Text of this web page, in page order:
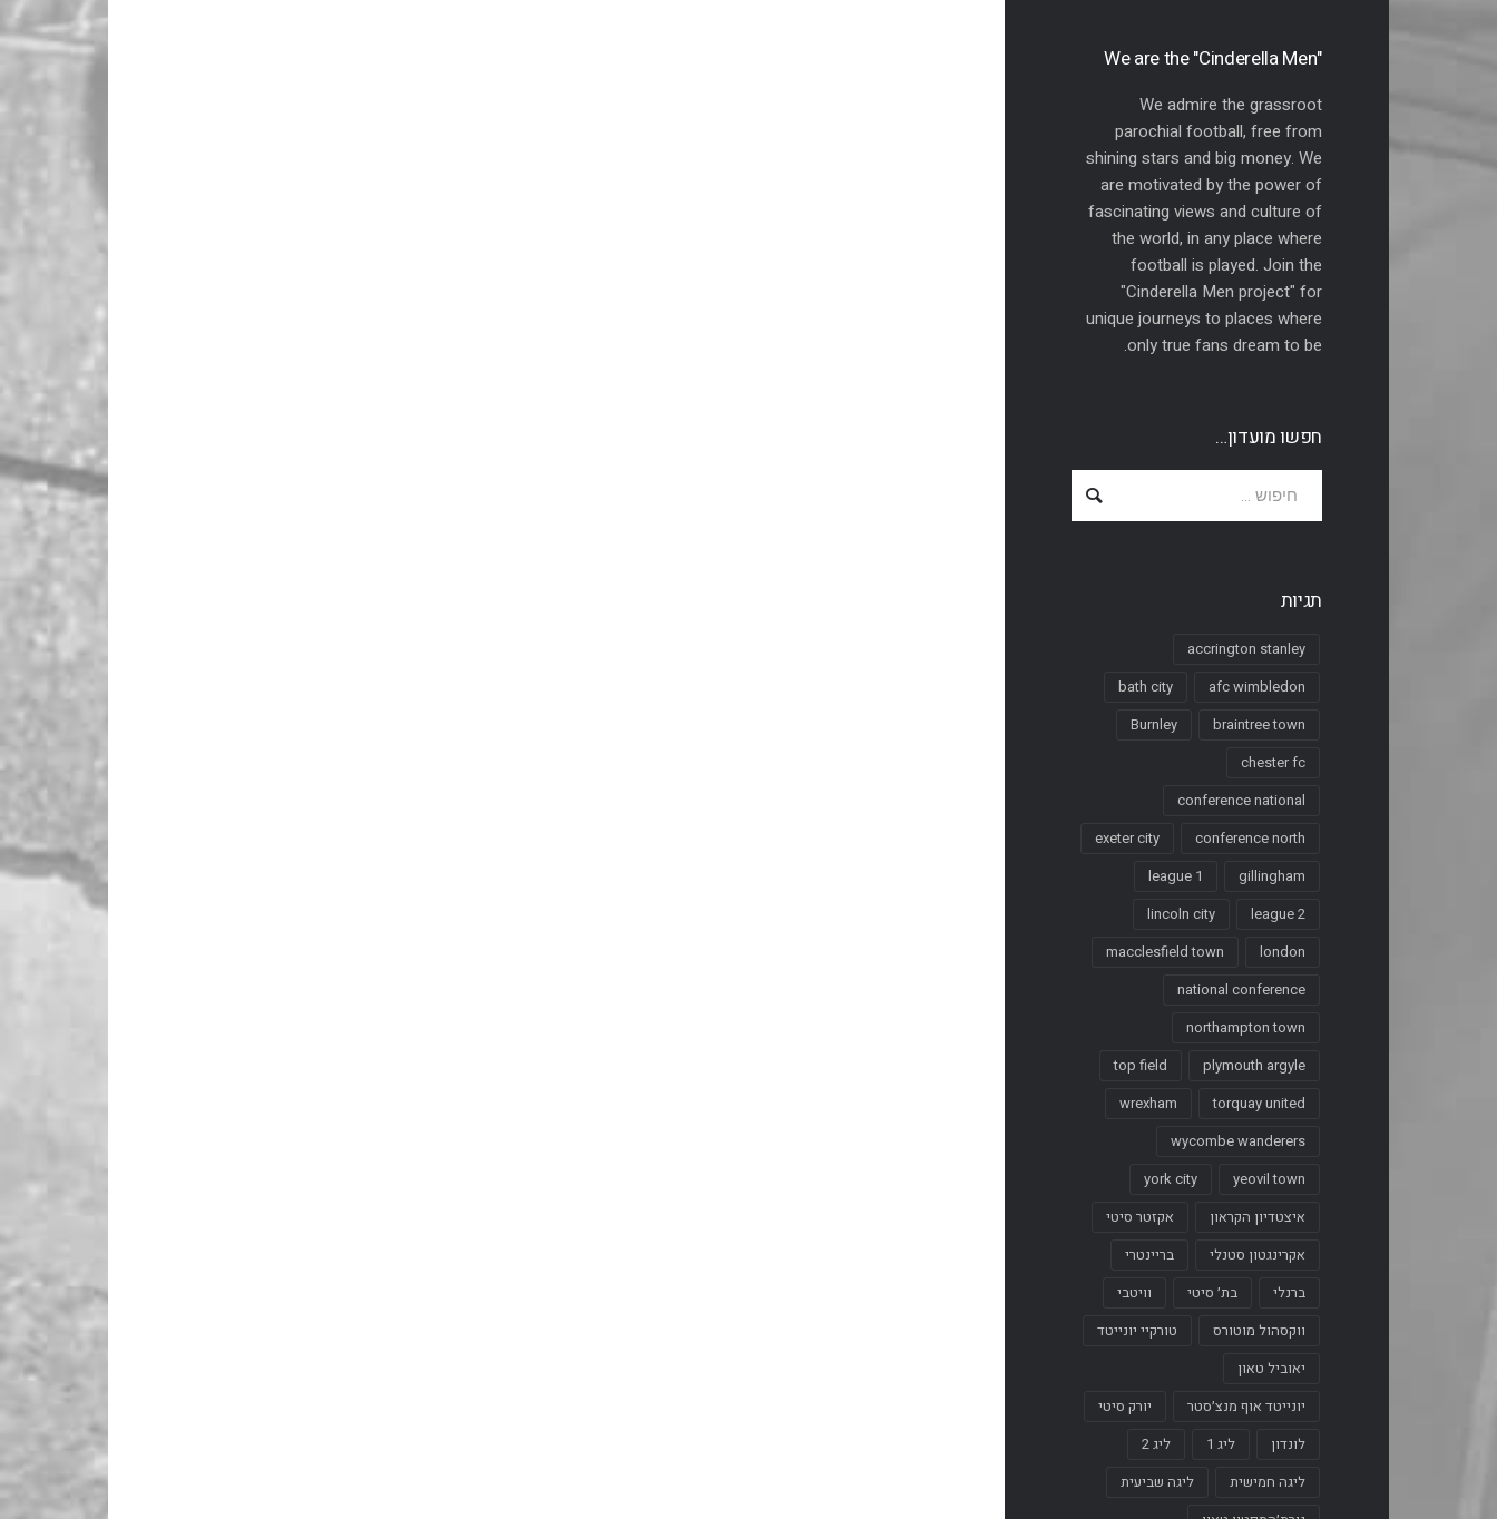
"We are the "Cinderella Men
We admire the grassroot
parochial football, free from
shining stars and big money. We
are motivated by the power of
fascinating views and culture of
the world, in any place where
football is played. Join the
"Cinderella Men project" for
unique journeys to places where
only true fans dream to be.
חפשו מועדון…
תגיות
accrington stanley
afc wimbledon
bath city
braintree town
Burnley
chester fc
conference national
conference north
exeter city
gillingham
league 1
league 2
lincoln city
london
macclesfield town
national conference
northampton town
plymouth argyle
top field
torquay united
wrexham
wycombe wanderers
yeovil town
york city
איצטדיון הקראון
אקזטר סיטי
אקרינגטון סטנלי
בריינטרי
ברנלי
בת׳ סיטי
וויטבי
ווקסהול מוטורס
טורקיי יונייטד
יאוביל טאון
יונייטד אוף מנצ׳סטר
יורק סיטי
לונדון
ליג 1
ליג 2
ליגה חמישית
ליגה שביעית